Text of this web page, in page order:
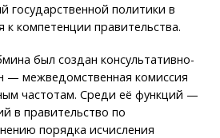
государственной политики в
к компетенции правительства.
был создан консультативно-
— межведомственная комиссия
частотам. Среди её функций —
в правительство по
порядка исчисления